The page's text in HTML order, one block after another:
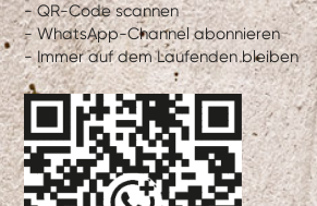
- QR-Code scannen
- WhatsApp-Channel abonnieren
- Immer auf dem Laufenden bleiben